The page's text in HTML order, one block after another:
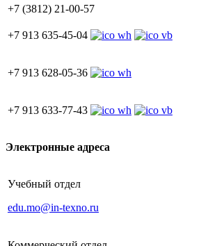
+7 (3812) 21-00-57
+7 913 635-45-04
+7 913 628-05-36
+7 913 633-77-43
Электронные адреса
Учебный отдел
edu.mo@in-texno.ru